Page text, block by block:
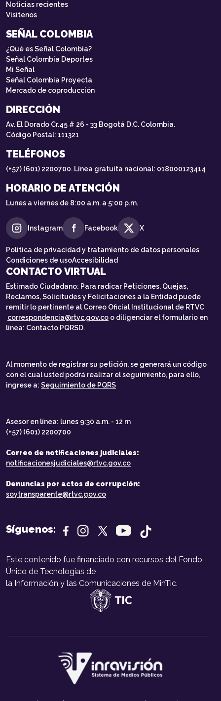
Noticias recientes
Visítenos
SEÑAL COLOMBIA
¿Qué es Señal Colombia?
Señal Colombia Deportes
Mi Señal
Señal Colombia Proyecta
Mercado de coproducción
DIRECCIÓN
Av. El Dorado Cr.45 # 26 - 33 Bogotá D.C. Colombia.
Código Postal: 111321
TELÉFONOS
(+57) (601) 2200700. Línea gratuita nacional: 018000123414
HORARIO DE ATENCIÓN
Lunes a viernes de 8:00 a.m. a 5:00 p.m.
Instagram Facebook X
Política de privacidad y tratamiento de datos personales
Condiciones de usoAccesibilidad
CONTACTO VIRTUAL
Estimado Ciudadano: Para radicar Peticiones, Quejas,
Reclamos, Solicitudes y Felicitaciones a la Entidad puede
remitir lo pertinente al Correo Oficial Institucional de RTVC
correspondencia@rtvc.gov.co o diligenciar el formulario en
línea: Contacto PQRSD.
Al momento de registrar su petición, se generará un código
con el cual usted podrá realizar el seguimiento, para ello,
ingrese a: Seguimiento de PQRS
Asesor en línea: lunes 9:30 a.m. - 12 m
(+57) (601) 2200700
Correo de notificaciones judiciales:
notificacionesjudiciales@rtvc.gov.co
Denuncias por actos de corrupción:
soytransparente@rtvc.gov.co
Síguenos:
Este contenido fue financiado con recursos del Fondo
Único de Tecnologías de
la Información y las Comunicaciones de MinTic.